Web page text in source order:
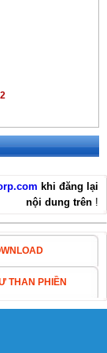
khi đăng lại
nội dung trên !
THAN PHIỀN